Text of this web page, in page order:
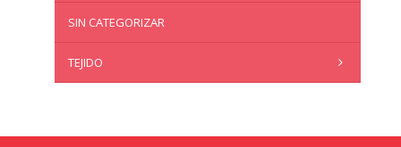
SIN CATEGORIZAR
TEJIDO